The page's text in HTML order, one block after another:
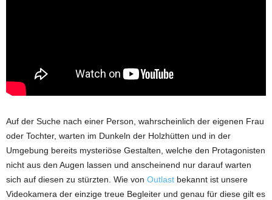
Auf der Suche nach einer Person, wahrscheinlich der eigenen Frau
oder Tochter, warten im Dunkeln der Holzhütten und in der
Umgebung bereits mysteriöse Gestalten, welche den Protagonisten
nicht aus den Augen lassen und anscheinend nur darauf warten
sich auf diesen zu stürzten. Wie von Outlast bekannt ist unsere
Videokamera der einzige treue Begleiter und genau für diese gilt es